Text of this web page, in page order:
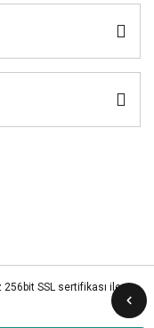
256bit SSL sertifikası ile